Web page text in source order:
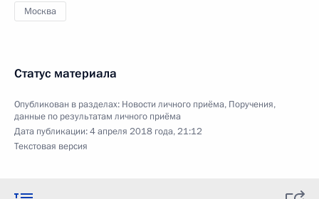
Москва
Статус материала
Опубликован в разделах: Новости личного приёма, Поручения,
данные по результатам личного приёма
Дата публикации:4 апреля 2018 года, 21:12
Текстовая версия